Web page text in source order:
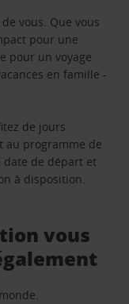
vous. Que vous
pour une
pour un voyage
en famille -
de jours
au programme de
date de départ et
à disposition.
vous